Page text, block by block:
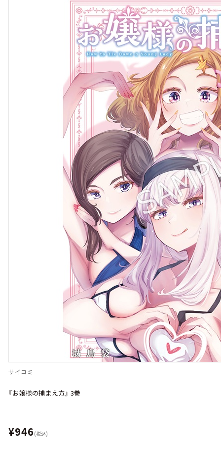
サイコミ
『お嬢様の捕まえ方』 3巻
¥946 (税込)